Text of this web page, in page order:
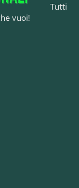
Tutti
vuoi!